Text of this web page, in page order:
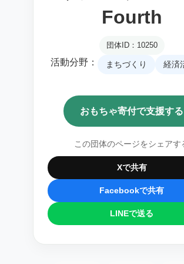
Fourth
団体ID：10250
活動分野： まちづくり 経済
おもちゃ寄付で支援する
この団体のページをシェアす
Xで共有
Facebookで共有
LINEで送る